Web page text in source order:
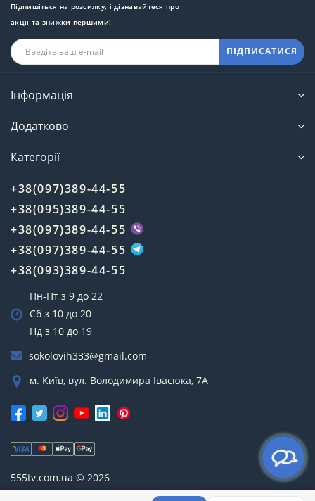
Підпишіться на розсилку, і дізнавайтеся про
акції та знижки першими!
ПІДПИСАТИСЯ
Інформація
Додатково
Категорії
+38(097)389-44-55
+38(095)389-44-55
+38(097)389-44-55
+38(097)389-44-55
+38(093)389-44-55
Пн-Пт з 9 до 22
Сб з 10 до 20
Нд з 10 до 19
sokolovih333@gmail.com
м. Київ, вул. Володимира Івасюка, 7А
555tv.com.ua © 2026